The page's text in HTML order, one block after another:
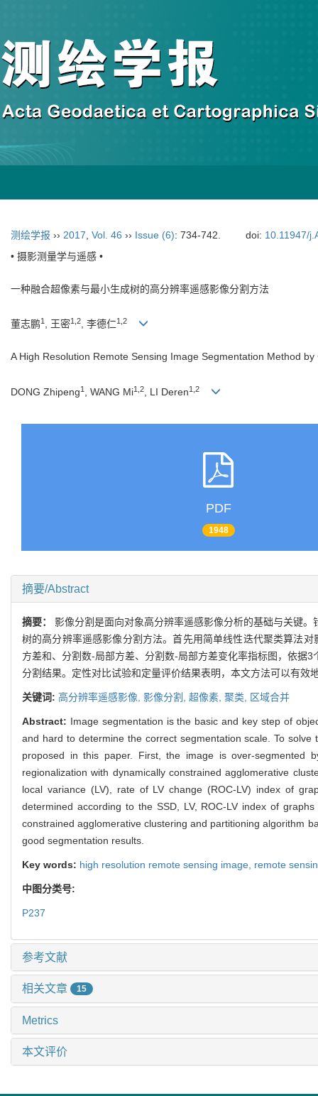
测绘学报 ›› 2017 Vol. 46 ›› Issue (6): 734-742. doi: 10.11947/
• 摄影测量学与遥感 •
一种融合超像素与最小生成树的高分辨率遥感影像分割方法
董志鹏1 , 王密1,2, 李德仁1,2
A High Resolution Remote Sensing Image Segmentation Method
DONG Zhipeng1 , WANG Mi1,2 , LI Deren1,2
PDF
1948
摘要/Abstract
摘要： 影像分割是面向对象高分辨率遥感影像分析的基础与关键
树的高分辨率遥感影像分割方法。首先用简单线性迭代聚类算法
方差和、分割数-局部方差、分割数-局部方差变化率指标图，依据
分割结果。定性对比试验和定量评价结果表明，本文方法可以有
关键词: 高分辨率遥感影像, 影像分割, 超像素, 聚类, 区域合并
Abstract: Image segmentation is the basic and key step of
and hard to determine the correct segmentation scale. To
proposed in this paper. First, the image is over-segmented
regionalization with dynamically constrained agglomerative
local variance (LV), rate of LV change (ROC-LV) index of
determined according to the SSD, LV, ROC-LV index of
constrained agglomerative clustering and partitioning algorithm
good segmentation results.
Key words: high resolution remote sensing image, remote
中图分类号:
P237
参考文献
相关文章 15
Metrics
本文评价